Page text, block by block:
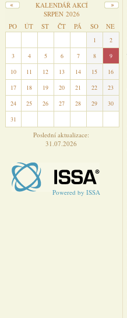
KALENDÁŘ AKCÍ
SRPEN 2026
PO
ÚT ST ČT PÁ SO NE
1
2
3
4 5 6 7 8
9
10
11 12 13 14 15
16
17
18 19 20 21 22
23
24
25 26 27 28 29
30
31
Poslední aktualizace:
31.07.2026
Powered by ISSA